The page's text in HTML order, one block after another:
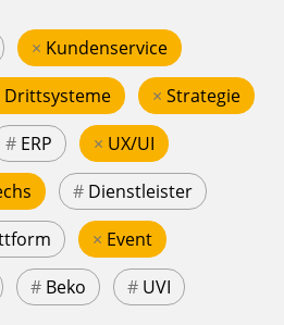
× Kundenservice
Drittsysteme × Strategie
# ERP × UX/UI
# Dienstleister
× Event
# Beko # UVI